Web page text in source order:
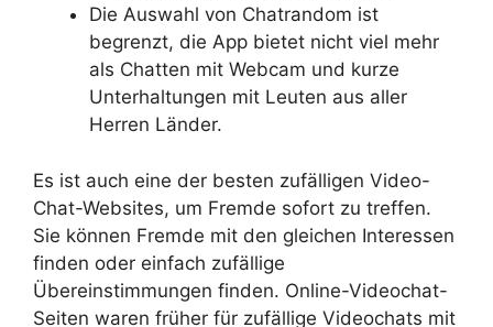
Die Auswahl von Chatrandom ist
begrenzt, die App bietet nicht viel mehr
als Chatten mit Webcam und kurze
Unterhaltungen mit Leuten aus aller
Herren Länder.
Es ist auch eine der besten zufälligen Video-
Chat-Websites, um Fremde sofort zu treffen.
Sie können Fremde mit den gleichen Interessen
finden oder einfach zufällige
Übereinstimmungen finden. Online-Videochat-
Seiten waren früher für zufällige Videochats mit